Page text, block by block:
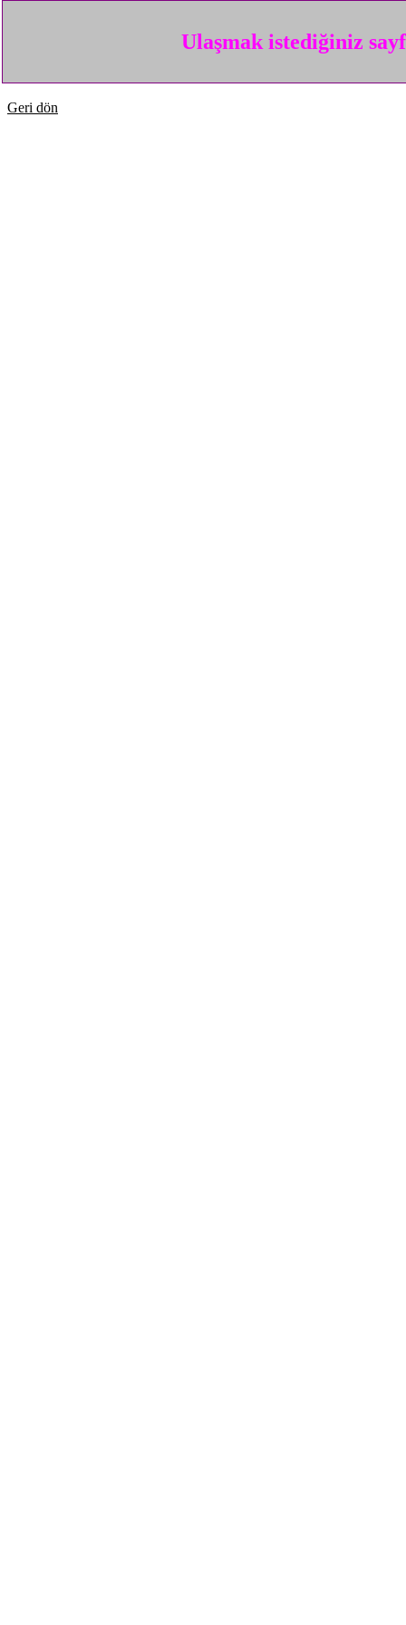
Ulaşmak istediğiniz
Geri dön